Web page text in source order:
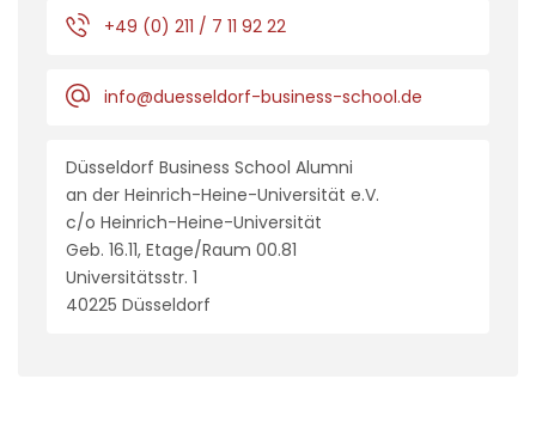
+49 (0) 211 / 7 11 92 22
info@duesseldorf-business-school.de
Düsseldorf Business School Alumni
an der Heinrich-Heine-Universität e.V.
c/o Heinrich-Heine-Universität
Geb. 16.11, Etage/Raum 00.81
Universitätsstr. 1
40225 Düsseldorf